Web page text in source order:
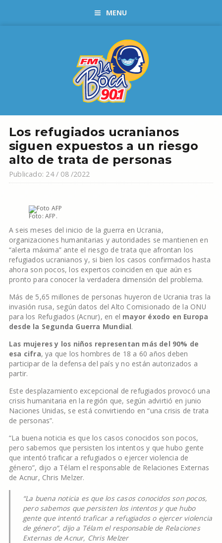
MENU
Los refugiados ucranianos
siguen expuestos a un riesgo
alto de trata de personas
Publicado: 24 / 08 /2022
Foto: AFP.
A seis meses del inicio de la guerra en Ucrania,
organizaciones humanitarias y autoridades se mantienen en
“alerta máxima” ante el riesgo de trata que afrontan los
refugiados ucranianos y, si bien los casos confirmados hasta
ahora son pocos, los expertos coinciden en que aún es
pronto para conocer la verdadera dimensión del problema.
Más de 5,65 millones de personas huyeron de Ucrania tras la
invasión rusa, según datos del Alto Comisionado de la ONU
para los Refugiados (Acnur), en el mayor éxodo en Europa
desde la Segunda Guerra Mundial.
Las mujeres y los niños representan más del 90% de
esa cifra, ya que los hombres de 18 a 60 años deben
participar de la defensa del país y no están autorizados a
partir.
Este desplazamiento excepcional de refugiados provocó una
crisis humanitaria en la región que, según advirtió en junio
Naciones Unidas, se está convirtiendo en “una crisis de trata
de personas”.
“La buena noticia es que los casos conocidos son pocos,
pero sabemos que persisten los intentos y que hubo gente
que intentó traficar a refugiados o ejercer violencia de
género”, dijo a Télam el responsable de Relaciones Externas
de Acnur, Chris Melzer.
“La buena noticia es que los casos conocidos son pocos,
pero sabemos que persisten los intentos y que hubo
gente que intentó traficar a refugiados o ejercer violencia
de género”, dijo a Télam el responsable de Relaciones
Externas de Acnur, Chris Melzer